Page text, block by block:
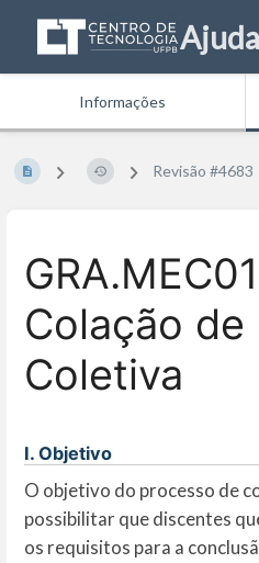
Informações
Revisão #4683
Colação de
Coletiva
I. Objetivo
O objetivo do processo de
possibilitar que discentes
os requisitos para a